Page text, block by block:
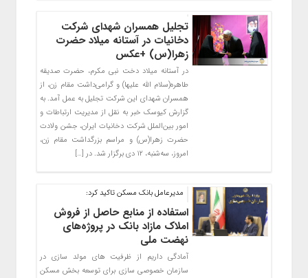
تجلیل همسران شهدای شرکت
دخانیات در آستانه میلاد حضرت
زهرا(س) +عکس
در آستانه میلاد دخت نبی مکرم، حضرت صدیقه
طاهره(سلام الله علیها) و گرامی‌داشت مقام زن، از
همسران شهدای این شرکت تجلیل به عمل آمد. به
گزارش کیوسک خبر به نقل از مدیریت ارتباطات و
امور بین‌الملل شرکت دخانیات ایران، جشن ولادت
حضرت زهرا(س) و مراسم بزرگداشت مقام زن،
امروز، سه‌شنبه، ۱۲ دی برگزار شد. در […]
مدیرعامل بانک مسکن تاکید کرد:
استفاده از منابع حاصل از فروش
املاک مازاد بانک در پروژه‌های
نهضت ملی
آمادگی داریم از ظرفیت های مولد سازی در
سازمان خصوصی سازی برای توسعه بخش مسکن